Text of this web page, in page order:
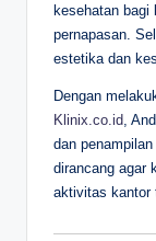
kesehatan bagi
pernapasan.
estetika dan
Dengan
Klinix.co.id ,
dan
dirancang agar
aktivitas kantor